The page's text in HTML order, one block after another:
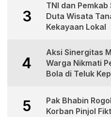
3
TNI dan
Duta Wisata
Kekayaan Lokal
4
Aksi Sinergitas
Warga Nikmati
Bola di Teluk
5
Pak Bhabin
Korban Pinjol